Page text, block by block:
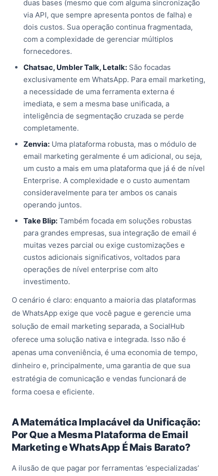
duas bases (mesmo que com alguma sincronização
via API, que sempre apresenta pontos de falha) e
dois custos. Sua operação continua fragmentada,
com a complexidade de gerenciar múltiplos
fornecedores.
Chatsac, Umbler Talk, Letalk: São focadas
exclusivamente em WhatsApp. Para email marketing,
a necessidade de uma ferramenta externa é
imediata, e sem a mesma base unificada, a
inteligência de segmentação cruzada se perde
completamente.
Zenvia: Uma plataforma robusta, mas o módulo de
email marketing geralmente é um adicional, ou seja,
um custo a mais em uma plataforma que já é de nível
Enterprise. A complexidade e o custo aumentam
consideravelmente para ter ambos os canais
operando juntos.
Take Blip: Também focada em soluções robustas
para grandes empresas, sua integração de email é
muitas vezes parcial ou exige customizações e
custos adicionais significativos, voltados para
operações de nível enterprise com alto
investimento.
O cenário é claro: enquanto a maioria das plataformas
de WhatsApp exige que você pague e gerencie uma
solução de email marketing separada, a SocialHub
oferece uma solução nativa e integrada. Isso não é
apenas uma conveniência, é uma economia de tempo,
dinheiro e, principalmente, uma garantia de que sua
estratégia de comunicação e vendas funcionará de
forma coesa e eficiente.
A Matemática Implacável da Unificação:
Por Que a Mesma Plataforma de Email
Marketing e WhatsApp É Mais Barato?
A ilusão de que pagar por ferramentas ‘especializadas’